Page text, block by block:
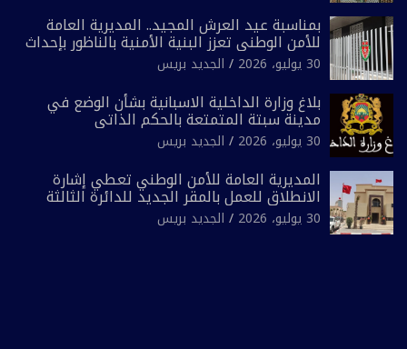
بمناسبة عيد العرش المجيد.. المديرية العامة
للأمن الوطني تعزز البنية الأمنية بالناظور بإحداث
فرقتين جديدتين
30 يوليو، 2026 الجديد بريس
بلاغ وزارة الداخلية الاسبانية بشأن الوضع في
مدينة سبتة المتمتعة بالحكم الذاتي
30 يوليو، 2026 الجديد بريس
المديرية العامة للأمن الوطني تعطي إشارة
الانطلاق للعمل بالمقر الجديد للدائرة الثالثة
للشرطة بولاية أمن العيون
30 يوليو، 2026 الجديد بريس